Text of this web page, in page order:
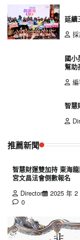
延續
國小
幫助
智慧
推薦新聞
智慧財運雙加持 東海
宮文昌法會倒數報名
Director
2025 年 2
0